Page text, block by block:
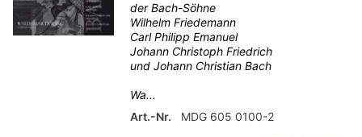
der Bach-Söhne
Wilhelm Friedemann
Carl Philipp Emanuel
Johann Christoph Friedrich
und Johann Christian Bach
Wa...
Art.-Nr.
MDG 605 0100-2